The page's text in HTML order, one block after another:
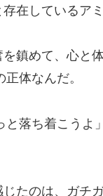
在しているア
鎮めて、心と
体なんだ。
と落ち着こう
たのは、ガチ